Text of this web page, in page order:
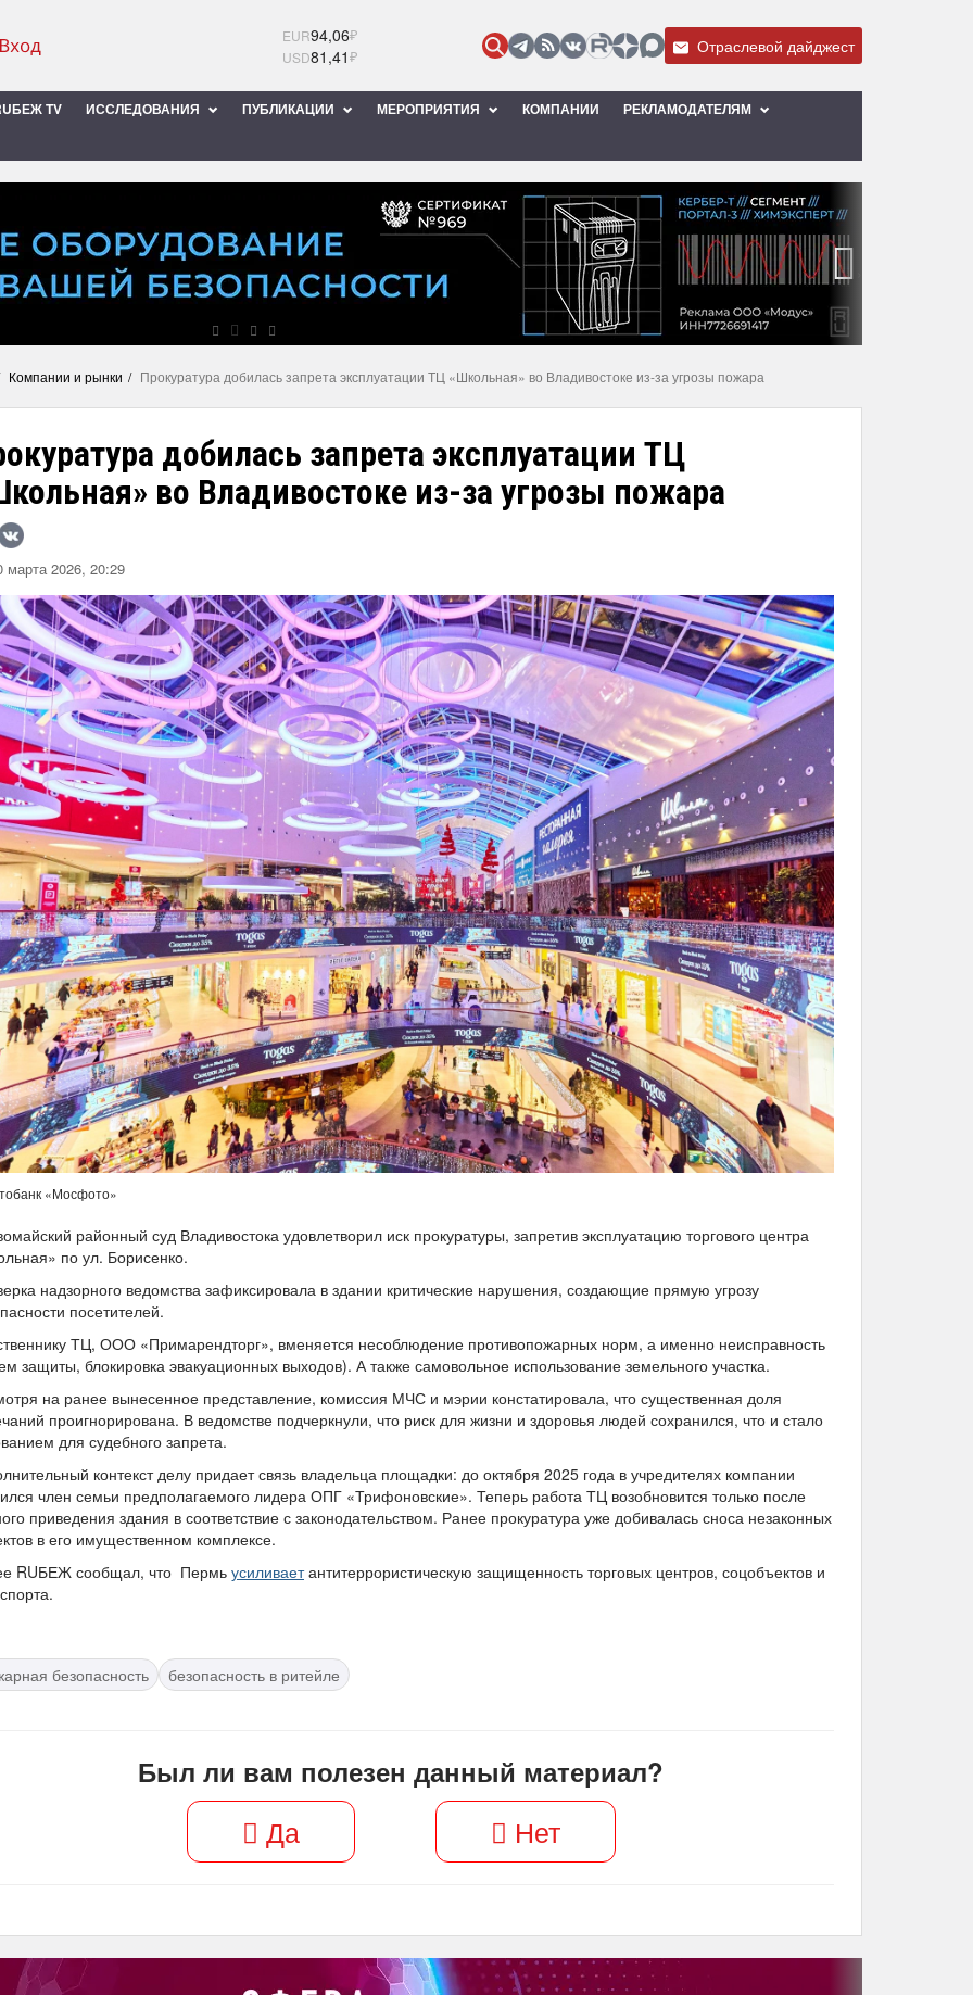
EUR94,06₽
USD81,41₽ Отраслевой дайджест
TV ИССЛЕДОВАНИЯ ПУБЛИКАЦИИ МЕРОПРИЯТИЯ КОМПАНИИ РЕКЛАМОДАТЕЛЯМ
Компании и рынки Прокуратура добилась запрета эксплуатации ТЦ «Школьная» во Владивостоке из-за угрозы пожара
добилась запрета эксплуатации ТЦ
во Владивостоке из-за угрозы пожара
марта 2026, 20:29
«Мосфото»
районный суд Владивостока удовлетворил иск прокуратуры, запретив эксплуатацию торгового центра
по ул. Борисенко.
надзорного ведомства зафиксировала в здании критические нарушения, создающие прямую угрозу
посетителей.
ТЦ, ООО «Примарендторг», вменяется несоблюдение противопожарных норм, а именно неисправность
защиты, блокировка эвакуационных выходов). А также самовольное использование земельного участка.
на ранее вынесенное представление, комиссия МЧС и мэрии констатировала, что существенная доля
проигнорирована. В ведомстве подчеркнули, что риск для жизни и здоровья людей сохранился, что и стало
для судебного запрета.
контекст делу придает связь владельца площадки: до октября 2025 года в учредителях компании
член семьи предполагаемого лидера ОПГ «Трифоновские». Теперь работа ТЦ возобновится только после
приведения здания в соответствие с законодательством. Ранее прокуратура уже добивалась сноса незаконных
в его имущественном комплексе.
RUБЕЖ сообщал, что Пермь усиливаетантитеррористическую защищенность торговых центров, соцобъектов и
безопасность безопасность в ритейле
Был ли вам полезен данный материал?
Да Нет